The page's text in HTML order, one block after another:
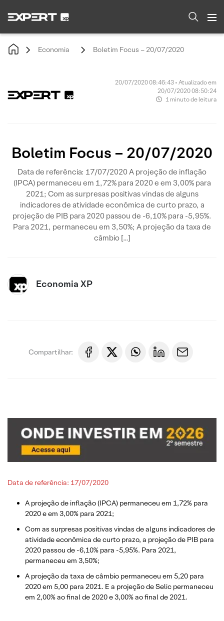
Economia Boletim Focus – 20/07/2020
20/07/2020 08:46:43 • Atualizado em
20/07/2020 08:50:24
1 minuto de leitura
Boletim Focus – 20/07/2020
Data de referência: 17/07/2020 A projeção de inflação
(IPCA) permaneceu em 1,72% para 2020 e em 3,00% para
2021; Com as surpresas positivas vindas de alguns
indicadores de atividade econômica de curto prazo, a
projeção de PIB para 2020 passou de -6,10% para -5,95%.
Para 2021, permaneceu em 3,50%; A projeção da taxa de
câmbio […]
Economia XP
Compartilhar:
Data de referência: 17/07/2020
A projeção de inflação (IPCA) permaneceu em 1,72% para
2020 e em 3,00% para 2021;
Com as surpresas positivas vindas de alguns indicadores de
atividade econômica de curto prazo, a projeção de PIB para
2020 passou de -6,10% para -5,95%. Para 2021,
permaneceu em 3,50%;
A projeção da taxa de câmbio permaneceu em 5,20 para
2020 em 5,00 para 2021. E a projeção de Selic permaneceu
em 2,00% ao final de 2020 e 3,00% ao final de 2021.